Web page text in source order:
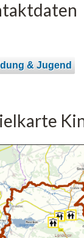
& Jugend